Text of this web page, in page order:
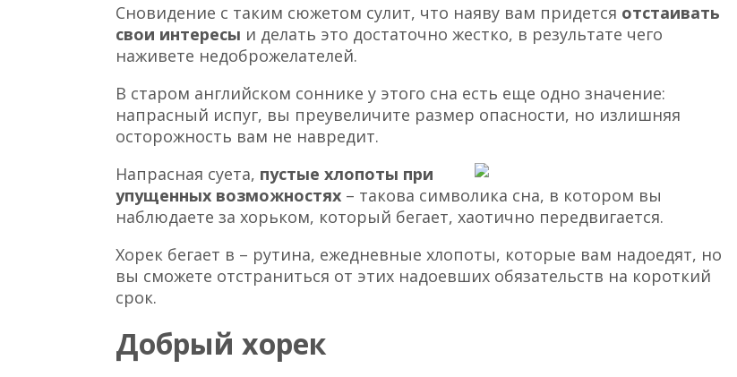
Сновидение с таким сюжетом сулит, что наяву вам придется отстаивать
свои интересы и делать это достаточно жестко, в результате чего
наживете недоброжелателей.
В старом английском соннике у этого сна есть еще одно значение:
напрасный испуг, вы преувеличите размер опасности, но излишняя
осторожность вам не навредит.
Напрасная суета, пустые хлопоты при
упущенных возможностях – такова символика сна, в котором вы
наблюдаете за хорьком, который бегает, хаотично передвигается.
Хорек бегает в – рутина, ежедневные хлопоты, которые вам надоедят, но
вы сможете отстраниться от этих надоевших обязательств на короткий
срок.
Добрый хорек